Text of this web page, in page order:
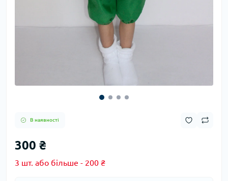
В наявності
300 ₴
3 шт. або більше - 200 ₴